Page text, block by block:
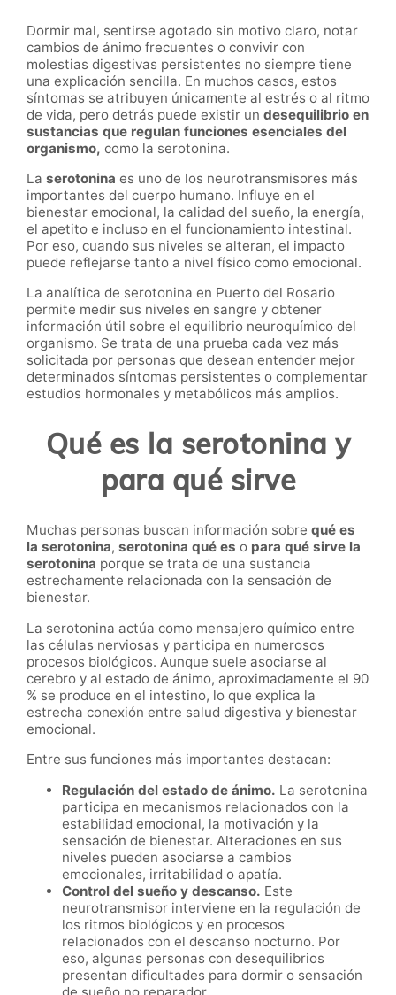
Dormir mal, sentirse agotado sin motivo claro, notar
cambios de ánimo frecuentes o convivir con
molestias digestivas persistentes no siempre tiene
una explicación sencilla. En muchos casos, estos
síntomas se atribuyen únicamente al estrés o al ritmo
de vida, pero detrás puede existir un desequilibrio en
sustancias que regulan funciones esenciales del
organismo, como la serotonina.
La serotonina es uno de los neurotransmisores más
importantes del cuerpo humano. Influye en el
bienestar emocional, la calidad del sueño, la energía,
el apetito e incluso en el funcionamiento intestinal.
Por eso, cuando sus niveles se alteran, el impacto
puede reflejarse tanto a nivel físico como emocional.
La analítica de serotonina en Puerto del Rosario
permite medir sus niveles en sangre y obtener
información útil sobre el equilibrio neuroquímico del
organismo. Se trata de una prueba cada vez más
solicitada por personas que desean entender mejor
determinados síntomas persistentes o complementar
estudios hormonales y metabólicos más amplios.
Qué es la serotonina y
para qué sirve
Muchas personas buscan información sobre qué es
la serotonina, serotonina qué es o para qué sirve la
serotonina porque se trata de una sustancia
estrechamente relacionada con la sensación de
bienestar.
La serotonina actúa como mensajero químico entre
las células nerviosas y participa en numerosos
procesos biológicos. Aunque suele asociarse al
cerebro y al estado de ánimo, aproximadamente el 90
% se produce en el intestino, lo que explica la
estrecha conexión entre salud digestiva y bienestar
emocional.
Entre sus funciones más importantes destacan:
Regulación del estado de ánimo. La serotonina
participa en mecanismos relacionados con la
estabilidad emocional, la motivación y la
sensación de bienestar. Alteraciones en sus
niveles pueden asociarse a cambios
emocionales, irritabilidad o apatía.
Control del sueño y descanso. Este
neurotransmisor interviene en la regulación de
los ritmos biológicos y en procesos
relacionados con el descanso nocturno. Por
eso, algunas personas con desequilibrios
presentan dificultades para dormir o sensación